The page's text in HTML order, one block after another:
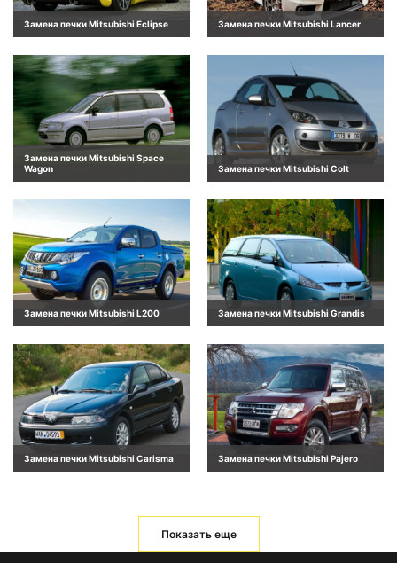
Замена печки Mitsubishi Eclipse Замена печки Mitsubishi Lancer
Замена печки Mitsubishi Space
Wagon
Замена печки Mitsubishi Colt
Замена печки Mitsubishi L200 Замена печки Mitsubishi Grandis
Замена печки Mitsubishi Carisma Замена печки Mitsubishi Pajero
Показать еще